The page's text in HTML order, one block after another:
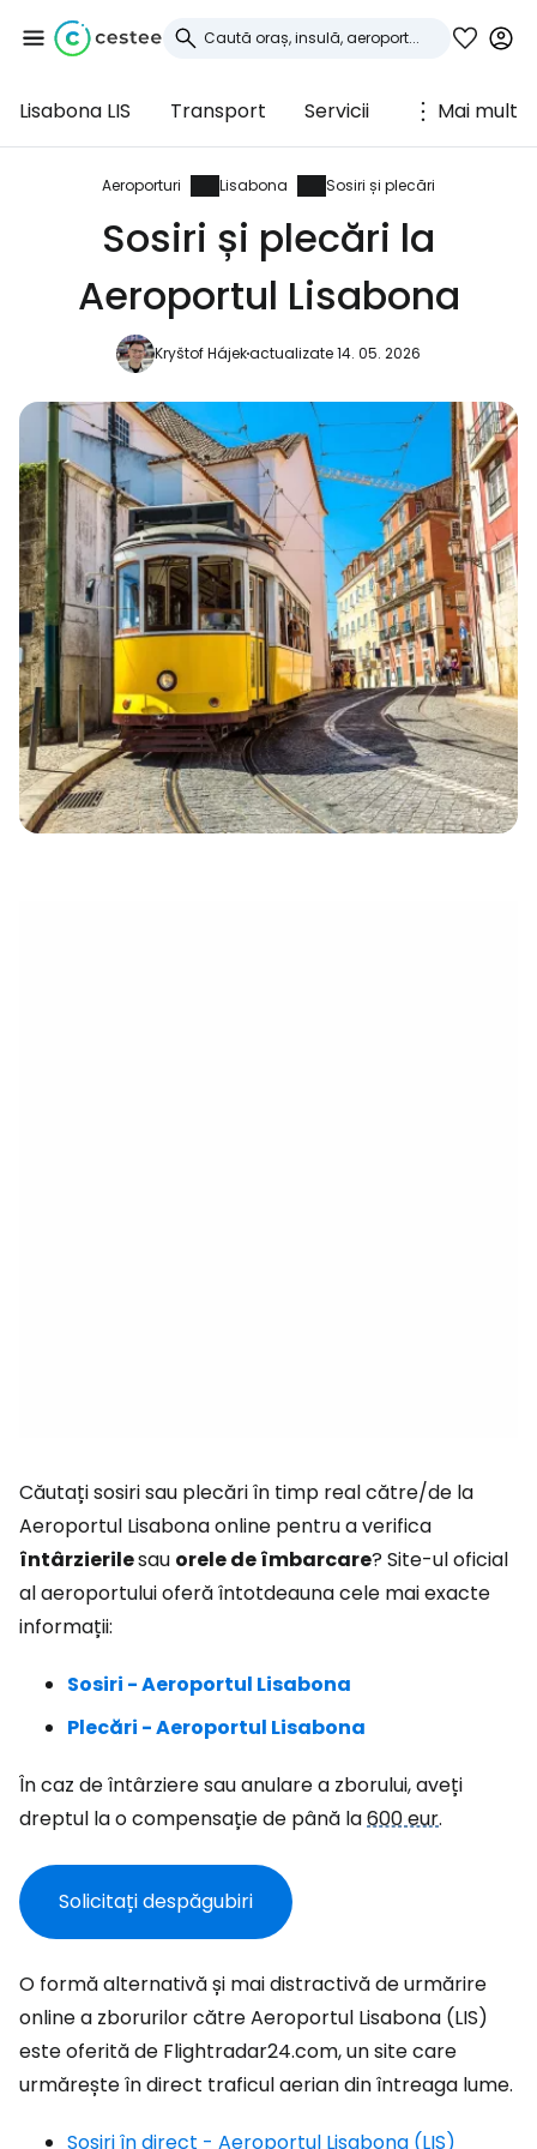
Lisabona LIS Transport Servicii Mai mult
Aeroporturi Lisabona Sosiri și plecări
Sosiri și plecări la
Aeroportul Lisabona
Kryštof Hájekactualizate 14. 05. 2026
Căutați sosiri sau plecări în timp real către/de la
Aeroportul Lisabona online pentru a verifica
întârzierilesau orele de îmbarcare? Site-ul oficial
al aeroportului oferă întotdeauna cele mai exacte
informații:
Sosiri - Aeroportul Lisabona
Plecări - Aeroportul Lisabona
În caz de întârziere sau anulare a zborului, aveți
dreptul la o compensație de până la600 eur.
Solicitați despăgubiri
O formă alternativă și mai distractivă de urmărire
online a zborurilor către Aeroportul Lisabona (LIS)
este oferită de Flightradar24.com, un site care
urmărește în direct traficul aerian din întreaga lume.
Sosiri în direct - Aeroportul Lisabona (LIS)
Conectați-vă la
Cestee
... comunitatea mondială a călătorilor
Continuați cu Facebook
Continuați cu e-mailul